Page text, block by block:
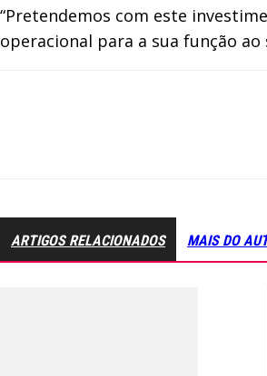
“Pretendemos com este
operacional para a sua função
ARTIGOS RELACIONADOS MAIS DO